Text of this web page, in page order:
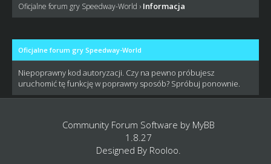
Oficjalne forum gry Speedway-World › Informacja
Oficjalne forum gry Speedway-World
Niepoprawny kod autoryzacji. Czy na pewno próbujesz
uruchomić tę funkcję w poprawny sposób? Spróbuj ponownie.
Community Forum Software by MyBB
1.8.27
Designed By Rooloo.